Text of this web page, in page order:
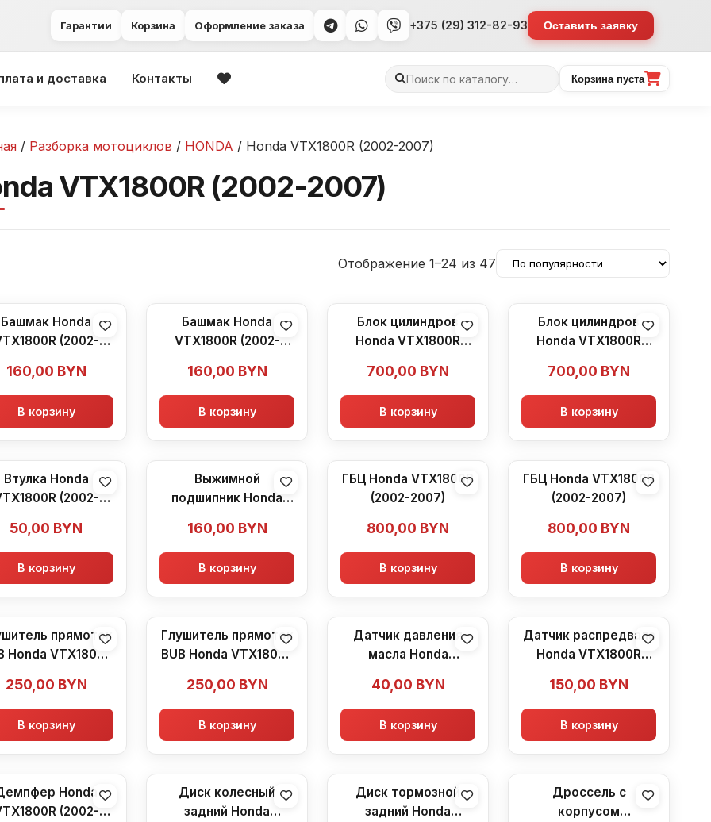
Гарантии Корзина Оформление заказа +375 (29) 312-82-93 Оставить заявку
и доставка Контакты
Поиск
Корзина пуста
/ Разборка мотоциклов / HONDA / Honda VTX1800R (2002-2007)
VTX1800R (2002-2007)
Отображение 1–24 из 47
Башмак Honda
(2002-
160,00 BYN
В корзину
Башмак Honda
VTX1800R (2002-
160,00 BYN
В корзину
Блок цилиндров
Honda VTX1800R
700,00 BYN
В корзину
Блок цилиндров
Honda VTX1800R
700,00 BYN
В корзину
Втулка Honda
(2002-
50,00 BYN
В корзину
Выжимной
подшипник Honda
2007)
160,00 BYN
В корзину
ГБЦ Honda VTX1800R
(2002-2007)
800,00 BYN
В корзину
ГБЦ Honda VTX1800R
(2002-2007)
800,00 BYN
В корзину
прямоток
Honda VTX1800R
250,00 BYN
В корзину
Глушитель прямоток
BUB Honda VTX1800R
250,00 BYN
В корзину
Датчик давления
масла Honda
2007)
40,00 BYN
В корзину
Датчик распредвала
Honda VTX1800R
150,00 BYN
В корзину
Honda
(2002-
Диск колесный
задний Honda
Диск тормозной
задний Honda
Дроссель с
корпусом